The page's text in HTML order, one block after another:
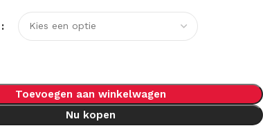
Toevoegen aan winkelwagen
Nu kopen